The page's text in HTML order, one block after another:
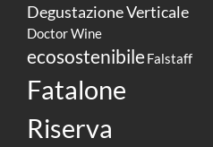
Degustazione Verticale
Doctor Wine
ecosostenibileFalstaff
Fatalone
Riserva